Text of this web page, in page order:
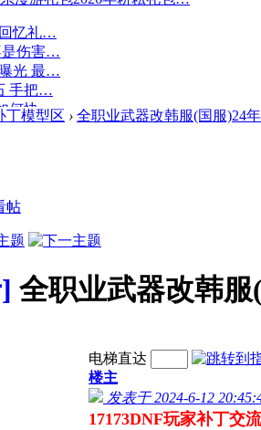
丁模型区 › 全职业武器改韩服(国服)24
帖
全职业武器改韩服
电梯直达
楼主
发表于 2024-6-12
17173DNF玩家补丁交